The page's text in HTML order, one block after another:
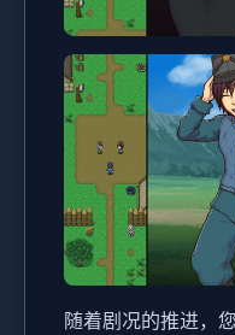
随着剧况的推进，